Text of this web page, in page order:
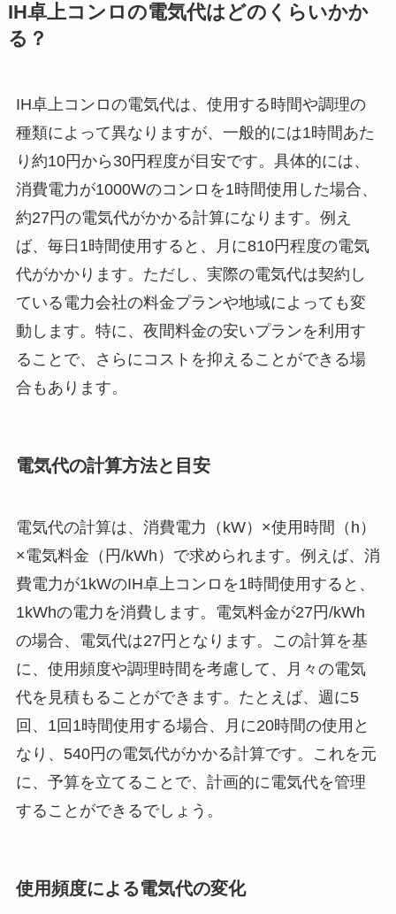
IH卓上コンロの電気代はどのくらいかか
る？
IH卓上コンロの電気代は、使用する時間や調理の
種類によって異なりますが、一般的には1時間あた
り約10円から30円程度が目安です。具体的には、
消費電力が1000Wのコンロを1時間使用した場合、
約27円の電気代がかかる計算になります。例え
ば、毎日1時間使用すると、月に810円程度の電気
代がかかります。ただし、実際の電気代は契約し
ている電力会社の料金プランや地域によっても変
動します。特に、夜間料金の安いプランを利用す
ることで、さらにコストを抑えることができる場
合もあります。
電気代の計算方法と目安
電気代の計算は、消費電力（kW）×使用時間（h）
×電気料金（円/kWh）で求められます。例えば、消
費電力が1kWのIH卓上コンロを1時間使用すると、
1kWhの電力を消費します。電気料金が27円/kWh
の場合、電気代は27円となります。この計算を基
に、使用頻度や調理時間を考慮して、月々の電気
代を見積もることができます。たとえば、週に5
回、1回1時間使用する場合、月に20時間の使用と
なり、540円の電気代がかかる計算です。これを元
に、予算を立てることで、計画的に電気代を管理
することができるでしょう。
使用頻度による電気代の変化